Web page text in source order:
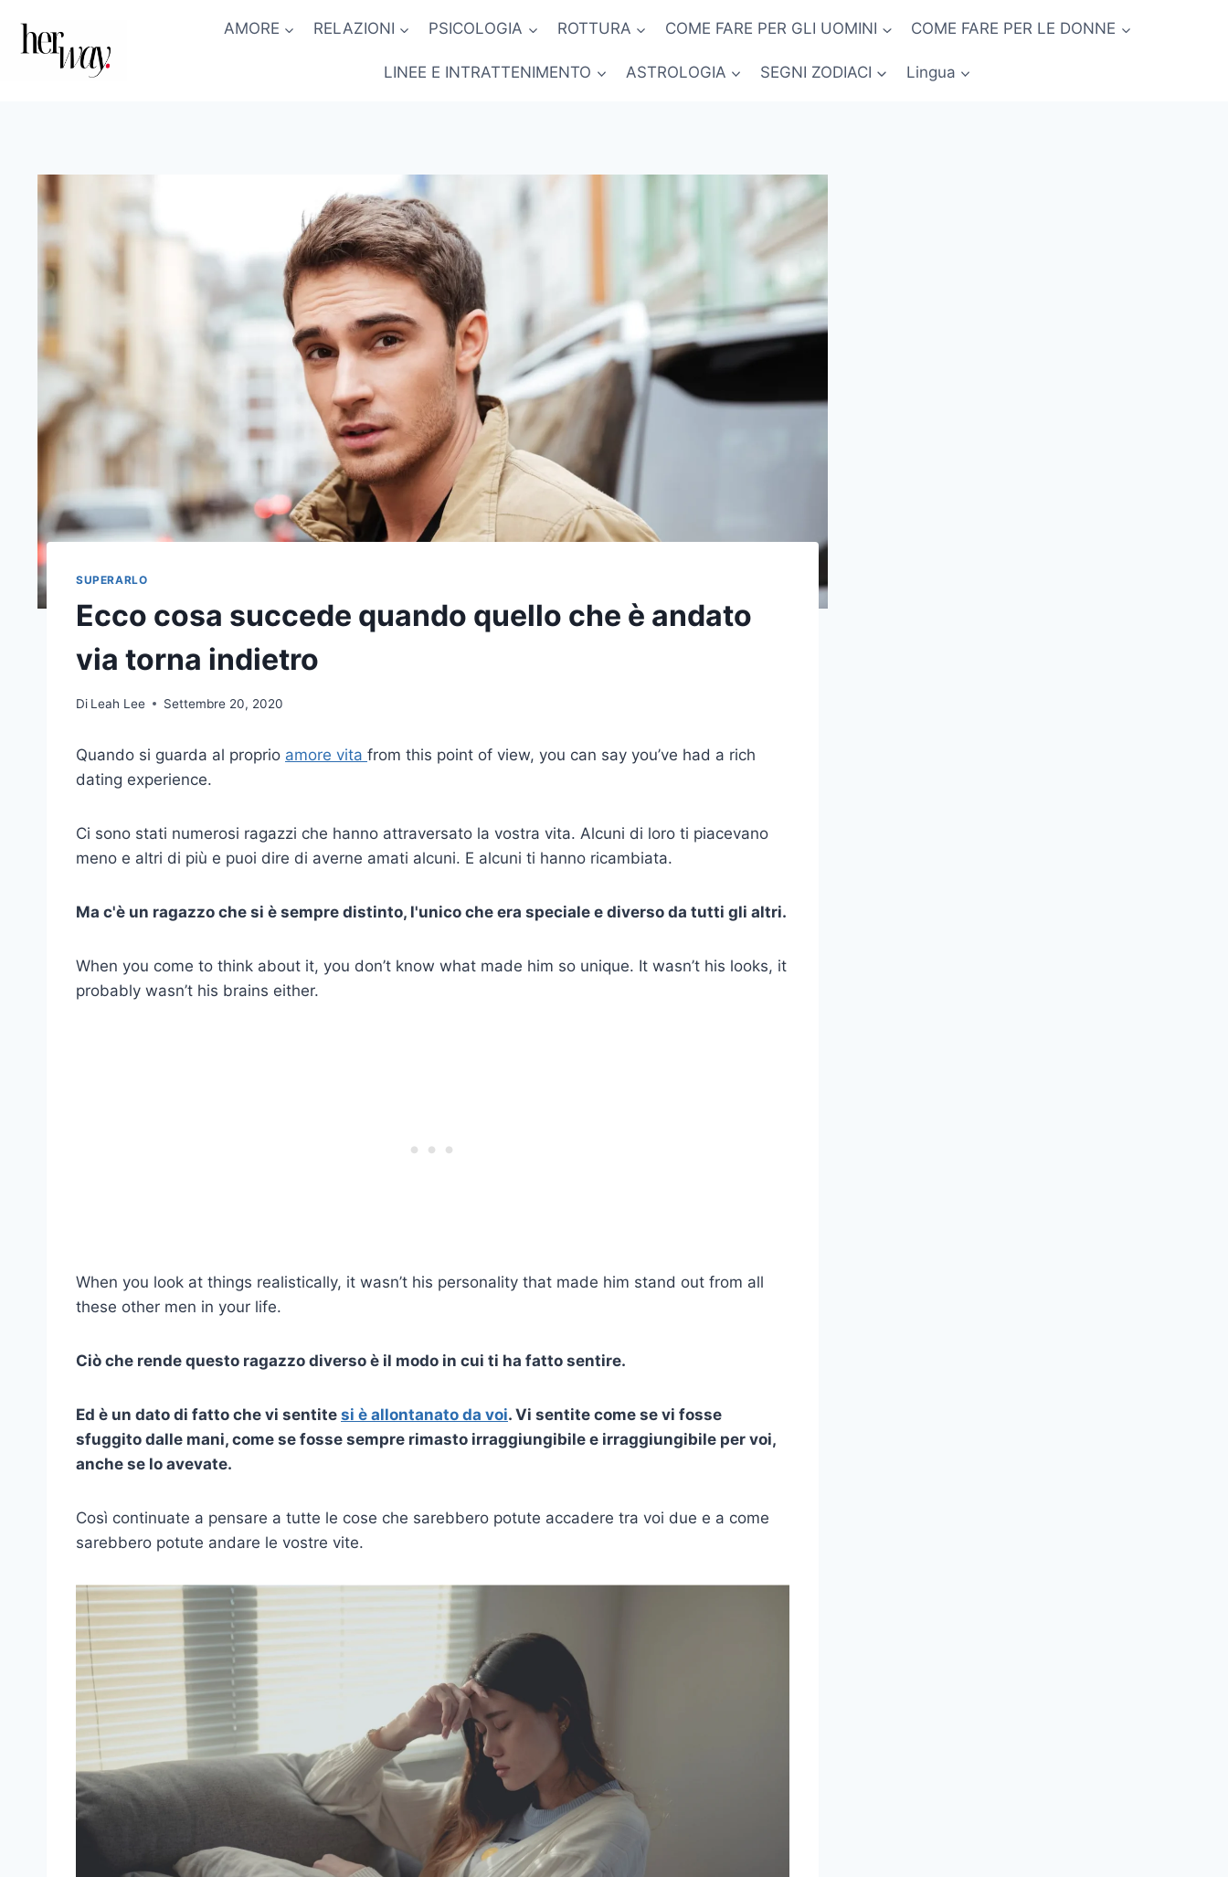
contenuto
AMORE RELAZIONI PSICOLOGIA ROTTURA COME FARE PER GLI UOMINI COME FARE PER LE DONNE
LINEE E INTRATTENIMENTO ASTROLOGIA SEGNI ZODIACI Lingua
SUPERARLO
Ecco cosa succede quando quello che è andato
via torna indietro
Di Leah Lee Settembre 20, 2020
Quando si guarda al proprio amore vita from this point of view, you can say you’ve had a rich
dating experience.
Ci sono stati numerosi ragazzi che hanno attraversato la vostra vita. Alcuni di loro ti piacevano
meno e altri di più e puoi dire di averne amati alcuni. E alcuni ti hanno ricambiata.
Ma c'è un ragazzo che si è sempre distinto, l'unico che era speciale e diverso da tutti gli altri.
When you come to think about it, you don’t know what made him so unique. It wasn’t his looks, it
probably wasn’t his brains either.
When you look at things realistically, it wasn’t his personality that made him stand out from all
these other men in your life.
Ciò che rende questo ragazzo diverso è il modo in cui ti ha fatto sentire.
Ed è un dato di fatto che vi sentite si è allontanato da voi. Vi sentite come se vi fosse
sfuggito dalle mani, come se fosse sempre rimasto irraggiungibile e irraggiungibile per voi,
anche se lo avevate.
Così continuate a pensare a tutte le cose che sarebbero potute accadere tra voi due e a come
sarebbero potute andare le vostre vite.